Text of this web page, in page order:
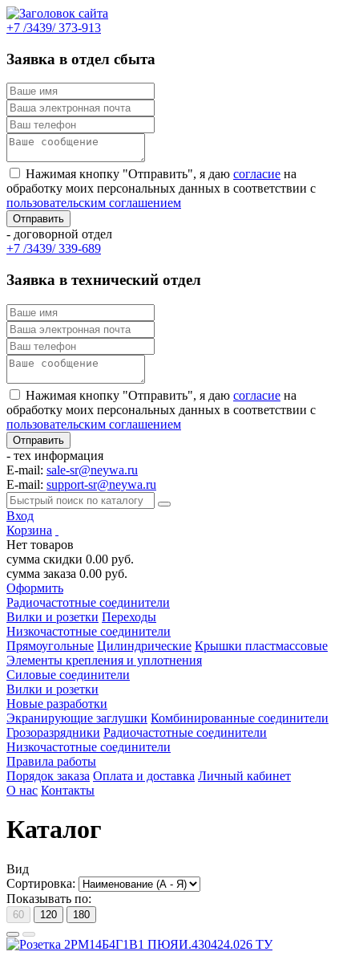
+7 /3439/ 373-913
Заявка в отдел сбыта
Нажимая кнопку "Отправить", я даю согласие на
обработку моих персональных данных в соответствии с
пользовательским соглашением
- договорной отдел
+7 /3439/ 339-689
Заявка в технический отдел
Нажимая кнопку "Отправить", я даю согласие на
обработку моих персональных данных в соответствии с
пользовательским соглашением
- тех информация
E-mail: sale-sr@neywa.ru
E-mail: support-sr@neywa.ru
Вход
Корзина
Нет товаров
сумма скидки 0.00 руб.
сумма заказа 0.00 руб.
Оформить
Радиочастотные соединители
Вилки и розетки Переходы
Низкочастотные соединители
Прямоугольные Цилиндрические Крышки пластмассовые
Элементы крепления и уплотнения
Силовые соединители
Вилки и розетки
Новые разработки
Экранирующие заглушки Комбинированные соединители
Грозоразрядники Радиочастотные соединители
Низкочастотные соединители
Правила работы
Порядок заказа Оплата и доставка Личный кабинет
О нас Контакты
Каталог
Вид
Сортировка:
Показывать по:
60 120 180